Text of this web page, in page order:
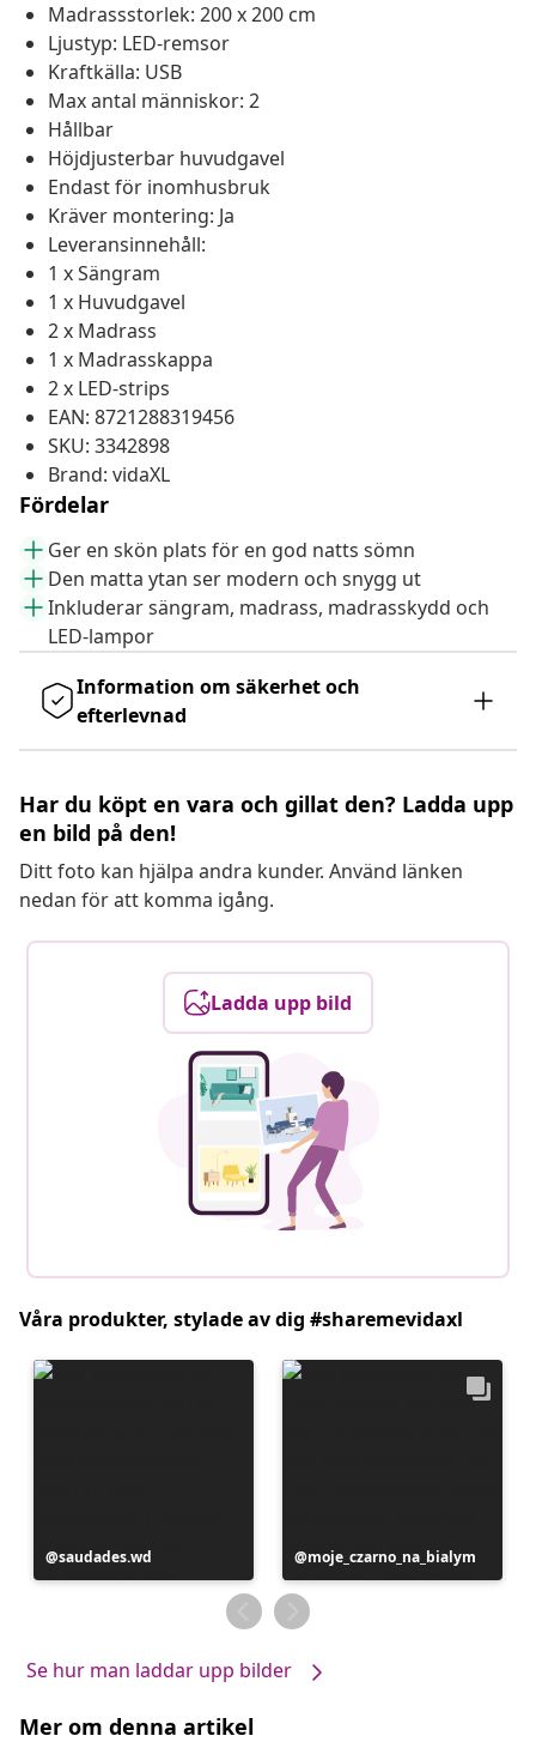
Madrassstorlek: 200 x 200 cm
Ljustyp: LED-remsor
Kraftkälla: USB
Max antal människor: 2
Hållbar
Höjdjusterbar huvudgavel
Endast för inomhusbruk
Kräver montering: Ja
Leveransinnehåll:
1 x Sängram
1 x Huvudgavel
2 x Madrass
1 x Madrasskappa
2 x LED-strips
EAN: 8721288319456
SKU: 3342898
Brand: vidaXL
Fördelar
Ger en skön plats för en god natts sömn
Den matta ytan ser modern och snygg ut
Inkluderar sängram, madrass, madrasskydd och
LED-lampor
Information om säkerhet och
efterlevnad
Har du köpt en vara och gillat den? Ladda upp
en bild på den!
Ditt foto kan hjälpa andra kunder. Använd länken
nedan för att komma igång.
Ladda upp bild
Våra produkter, stylade av dig #sharemevidaxl
Inlägg
publicerat
saudades.wd
Inlägg
publicerat
av
moje_czarno_na_bialym
Se hur man laddar upp bilder
Mer om denna artikel